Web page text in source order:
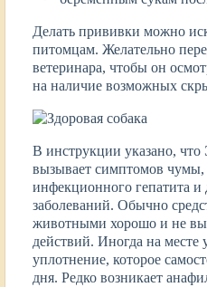
Делать прививки можно
питомцам. Желательно
ветеринара, чтобы он
на наличие возможных
В инструкции указано, что
вызывает симптомов чумы,
инфекционного гепатита
заболеваний. Обычно
животными хорошо и не
действий. Иногда на месте
уплотнение, которое
дня. Редко возникает